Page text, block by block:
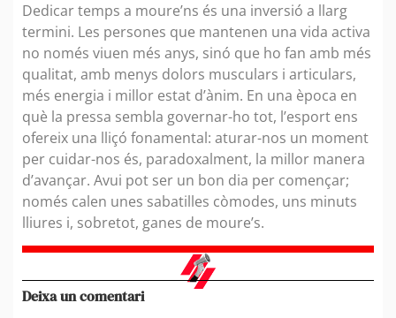
Dedicar temps a moure’ns és una inversió a llarg
termini. Les persones que mantenen una vida activa
no només viuen més anys, sinó que ho fan amb més
qualitat, amb menys dolors musculars i articulars,
més energia i millor estat d’ànim. En una època en
què la pressa sembla governar-ho tot, l’esport ens
ofereix una lliçó fonamental: aturar-nos un moment
per cuidar-nos és, paradoxalment, la millor manera
d’avançar. Avui pot ser un bon dia per començar;
només calen unes sabatilles còmodes, uns minuts
lliures i, sobretot, ganes de moure’s.
Deixa un comentari